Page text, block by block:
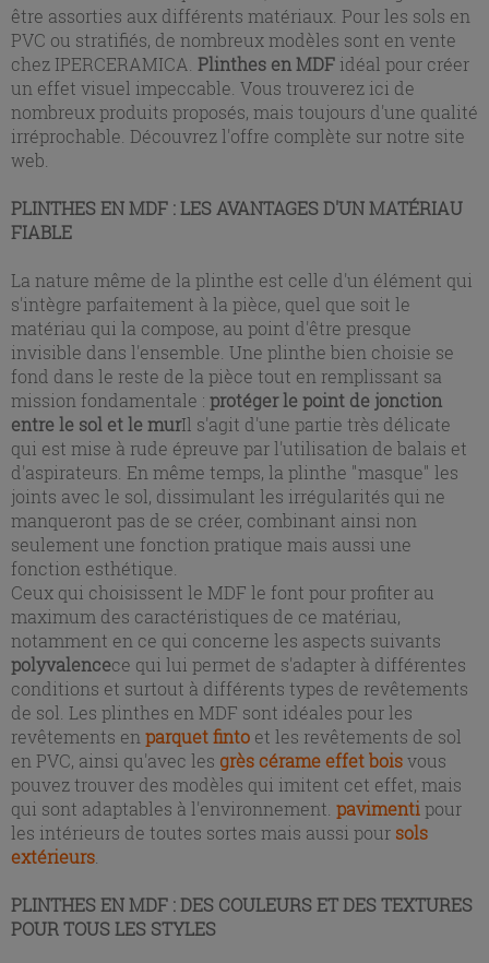
être assorties aux différents matériaux. Pour les sols en
PVC ou stratifiés, de nombreux modèles sont en vente
chez IPERCERAMICA. Plinthes en MDF idéal pour créer
un effet visuel impeccable. Vous trouverez ici de
nombreux produits proposés, mais toujours d'une qualité
irréprochable. Découvrez l'offre complète sur notre site
web.
PLINTHES EN MDF : LES AVANTAGES D'UN MATÉRIAU
FIABLE
La nature même de la plinthe est celle d'un élément qui
s'intègre parfaitement à la pièce, quel que soit le
matériau qui la compose, au point d'être presque
invisible dans l'ensemble. Une plinthe bien choisie se
fond dans le reste de la pièce tout en remplissant sa
mission fondamentale : protéger le point de jonction
entre le sol et le murIl s'agit d'une partie très délicate
qui est mise à rude épreuve par l'utilisation de balais et
d'aspirateurs. En même temps, la plinthe "masque" les
joints avec le sol, dissimulant les irrégularités qui ne
manqueront pas de se créer, combinant ainsi non
seulement une fonction pratique mais aussi une
fonction esthétique.
Ceux qui choisissent le MDF le font pour profiter au
maximum des caractéristiques de ce matériau,
notamment en ce qui concerne les aspects suivants
polyvalencece qui lui permet de s'adapter à différentes
conditions et surtout à différents types de revêtements
de sol. Les plinthes en MDF sont idéales pour les
revêtements en parquet finto et les revêtements de sol
en PVC, ainsi qu'avec les grès cérame effet boisvous
pouvez trouver des modèles qui imitent cet effet, mais
qui sont adaptables à l'environnement. pavimentipour
les intérieurs de toutes sortes mais aussi pour sols
extérieurs
PLINTHES EN MDF : DES COULEURS ET DES TEXTURES
POUR TOUS LES STYLES